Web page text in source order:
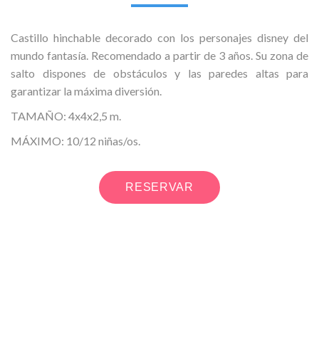
Castillo hinchable decorado con los personajes disney del
mundo fantasía. Recomendado a partir de 3 años. Su zona de
salto dispones de obstáculos y las paredes altas para
garantizar la máxima diversión.
TAMAÑO: 4x4x2,5 m.
MÁXIMO: 10/12 niñas/os.
RESERVAR